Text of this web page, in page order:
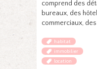
comprend des
bureaux, des
commerciaux,
habitat
immobilier
location